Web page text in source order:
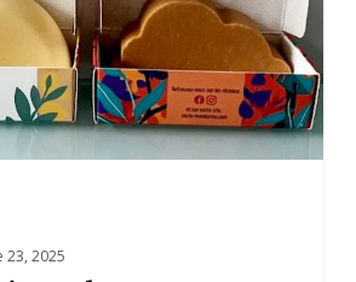
23, 2025